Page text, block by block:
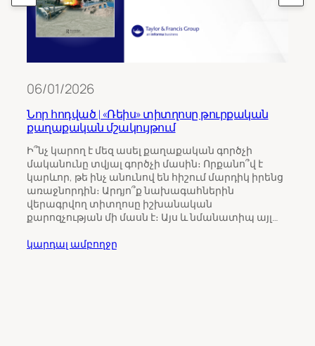
06/01/2026
Նոր հոդված | «Ռեիս» տիտղոսը թուրքական
քաղաքական մշակույթում
Ի՞նչ կարող է մեզ ասել քաղաքական գործչի
մականունը տվյալ գործչի մասին։ Որքանո՞վ է
կարևոր, թե ինչ անունով են հիշում մարդիկ իրենց
առաջնորդին։ Արդյո՞ք նախագահներին
վերագրվող տիտղոսը իշխանական
քարոզչության մի մասն է։ Այս և նմանատիպ այլ…
կարդալ ամբողջը